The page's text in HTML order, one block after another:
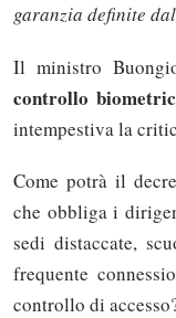
garanzia definite
Il ministro
controllo
intempestiva la
Come potrà il
che obbliga i
sedi distaccate,
frequente
controllo di